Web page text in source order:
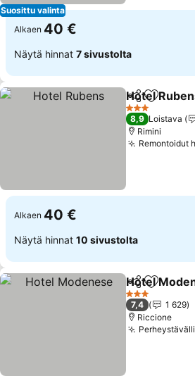
Suosittu valinta
Alkaen 40 €
Näytä hinnat 7 sivustolta
Jaa Lisää
Hotel
3 Tähtiluokitus
8,9 Loistava
Rimini
Remontoidut
Alkaen 40 €
Näytä hinnat 10 sivustolta
Jaa Lisää
Hotel
3 Tähtiluokitus
7,4
1 629
Riccione